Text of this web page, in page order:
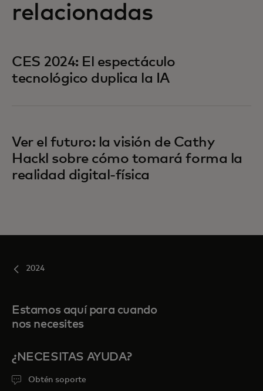
relacionadas
CES 2024: El espectáculo
tecnológico duplica la IA
Ver el futuro: la visión de Cathy
Hackl sobre cómo tomará forma la
realidad digital-física
2024
Estamos aquí para cuando
nos necesites
¿NECESITAS AYUDA?
Obtén soporte